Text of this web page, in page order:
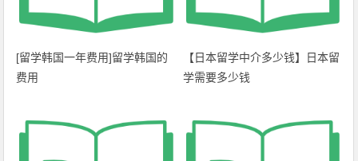
[留学韩国一年费用]留学韩国的
费用
【日本留学中介多少钱】日本留
学需要多少钱